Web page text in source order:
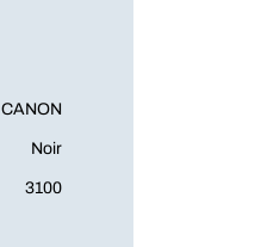
CANON
Noir
3100